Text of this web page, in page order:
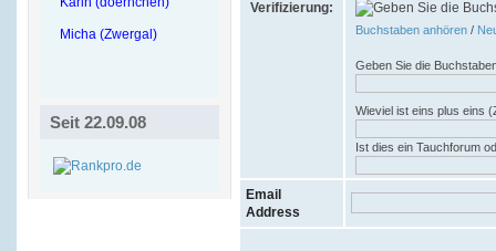
Micha (Zwergal)
Seit 22.09.08
Verifizierung:
Buchstaben anhören/
Geben Sie die
Wieviel ist eins plus eins
Ist dies ein Tauchforum
Email
Address